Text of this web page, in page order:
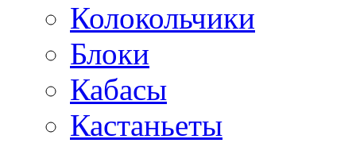
Колокольчики
Блоки
Кабасы
Кастаньеты